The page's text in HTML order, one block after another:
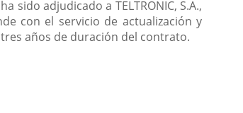
adjudicado a TELTRONIC, S.A.,
con el servicio de actualización y
años de duración del contrato.